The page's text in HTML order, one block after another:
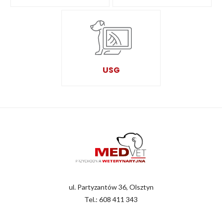
USG
ul. Partyzantów 36, Olsztyn
Tel.: 608 411 343